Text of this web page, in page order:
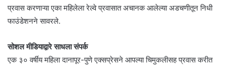
प्रवास करणाऱ्या एका महिलेला रेल्वे प्रवासात अचानक आलेल्या अडचणीतून निधी
फाउंडेशनने सावरले.
सोशल मीडियाद्वारे साधला संपर्क
एक ३० वर्षीय महिला दानापूर-पुणे एक्सप्रेसने आपल्या चिमुकलीसह प्रवास करीत